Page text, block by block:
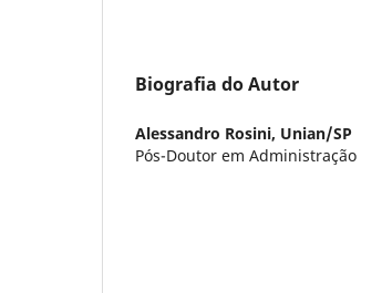
Biografia do Autor
Alessandro Rosini, Unian/SP
Pós-Doutor em Administração